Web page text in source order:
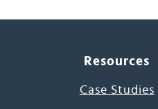
Resources
Case Studies